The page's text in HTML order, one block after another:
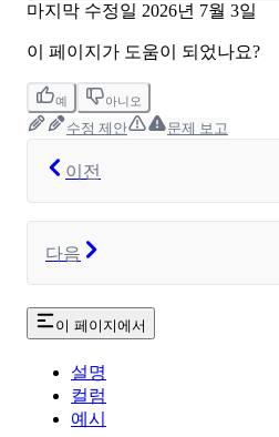
마지막 수정일 2026년 7월 3일
이 페이지가 도움이 되었나요?
예 아니오
수정 제안 문제 보고
이전
다음
이 페이지에서
설명
컬럼
예시